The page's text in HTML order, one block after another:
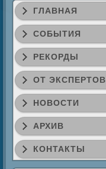
ГЛАВНАЯ
СОБЫТИЯ
РЕКОРДЫ
ОТ ЭКСПЕРТОВ
НОВОСТИ
АРХИВ
КОНТАКТЫ